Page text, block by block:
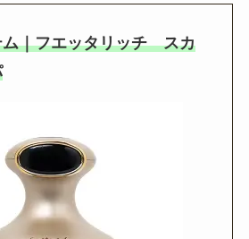
ム｜フエッタリッチ スカ